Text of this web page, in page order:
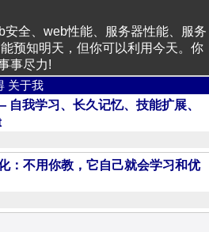
全、web性能、服务器性能、服务
预知明天，但你可以利用今天。你
事尽力!
关于我
我学习、长久记忆、技能扩展、
：不用你教，它自己就会学习和优